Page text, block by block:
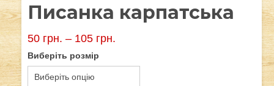
Писанка карпатська
50 грн. – 105 грн.
Виберіть розмір